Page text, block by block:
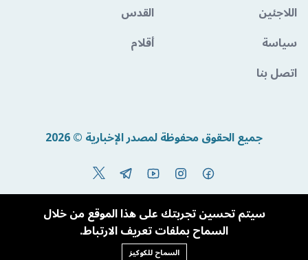
اللاجئين
القدس
سياسة
أقلام
اتصل بنا
جميع الحقوق محفوظة لمصدر الإخبارية © 2026
Powered By BandoraCMS
سيتم تحسين تجربتك على هذا الموقع من خلال
السماح بملفات تعريف الارتباط.
السماح للكوكيز